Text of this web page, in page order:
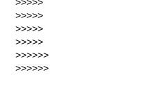
>>>>>
>>>>>
>>>>>
>>>>>
>>>>>>
>>>>>>